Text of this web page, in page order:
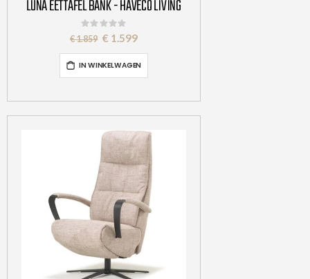
LUNA EETTAFEL BANK - HAVECO LIVING
Rating:
0%
€ 1.859 Special
Price
€ 1.599
IN WINKELWAGEN